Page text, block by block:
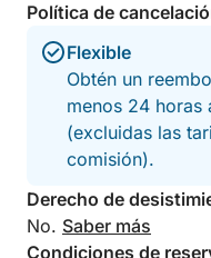
Política de
Flexible
Obtén un
menos 24 horas
(excluidas las
comisión).
Derecho de
No. Saber más
Condiciones de